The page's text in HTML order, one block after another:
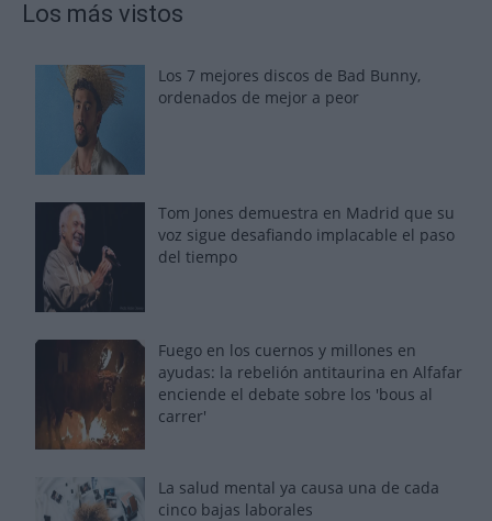
Los más vistos
Los 7 mejores discos de Bad Bunny,
ordenados de mejor a peor
Tom Jones demuestra en Madrid que su
voz sigue desafiando implacable el paso
del tiempo
Fuego en los cuernos y millones en
ayudas: la rebelión antitaurina en Alfafar
enciende el debate sobre los 'bous al
carrer'
La salud mental ya causa una de cada
cinco bajas laborales